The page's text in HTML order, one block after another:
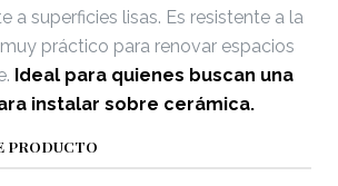
a superficies lisas. Es resistente a la
práctico para renovar espacios
Ideal para quienes buscan una
instalar sobre cerámica.
PRODUCTO